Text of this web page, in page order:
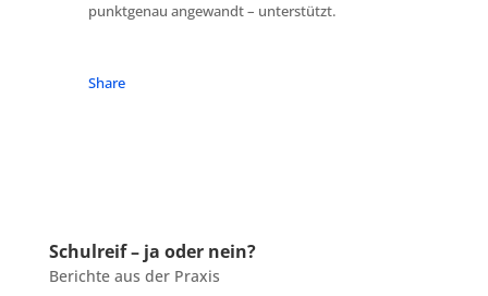
punktgenau angewandt – unterstützt.
Share
Schulreif – ja oder nein?
Berichte aus der Praxis